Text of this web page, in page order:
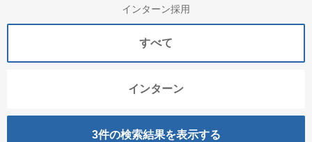
インターン採用
すべて
インターン
3件の検索結果を表示する